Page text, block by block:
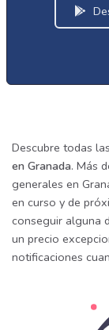
Descubre todas las
en Granada. Más
generales en
en curso y de
conseguir alguna
un precio
notificaciones